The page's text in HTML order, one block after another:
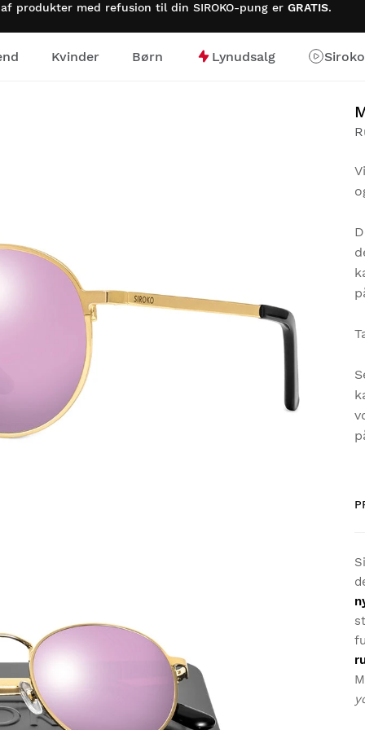
produkter med refusion til din SIROKO-pung er GRATIS.
Kvinder Børn Lynudsalg